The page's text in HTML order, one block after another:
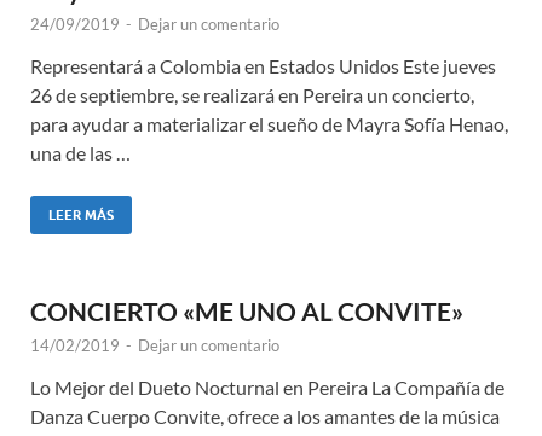
24/09/2019 - Dejar un comentario
Representará a Colombia en Estados Unidos Este jueves
26 de septiembre, se realizará en Pereira un concierto,
para ayudar a materializar el sueño de Mayra Sofía Henao,
una de las …
LEER MÁS
CONCIERTO «ME UNO AL CONVITE»
14/02/2019 - Dejar un comentario
Lo Mejor del Dueto Nocturnal en Pereira La Compañía de
Danza Cuerpo Convite, ofrece a los amantes de la música